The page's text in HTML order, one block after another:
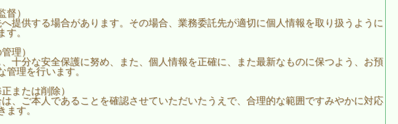
督）
提供する場合があります。その場合、業務委託先が適切に個人情報を取り扱うように
す。
理）
十分な安全保護に努め、また、個人情報を正確に、また最新なものに保つよう、お預
管理を行います。
または削除）
、ご本人であることを確認させていただいたうえで、合理的な範囲ですみやかに対応
ます。